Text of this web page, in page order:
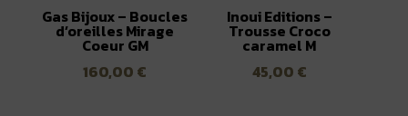
Gas Bijoux – Boucles
d’oreilles Mirage
Coeur GM
160,00 €
Inoui Editions –
Trousse Croco
caramel M
45,00 €